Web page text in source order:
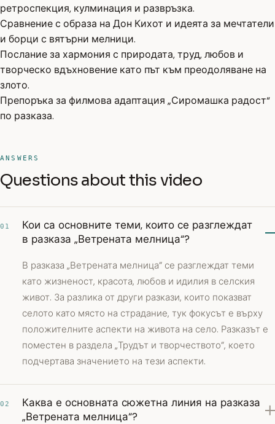
ретроспекция, кулминация и развръзка.
Сравнение с образа на Дон Кихот и идеята за мечтатели
и борци с вятърни мелници.
Послание за хармония с природата, труд, любов и
творческо вдъхновение като път към преодоляване на
злото.
Препоръка за филмова адаптация „Сиромашка радост“
по разказа.
ANSWERS
Questions about this video
01
Кои са основните теми, които се разглеждат
в разказа „Ветрената мелница“?
В разказа „Ветрената мелница“ се разглеждат теми
като жизненост, красота, любов и идилия в селския
живот. За разлика от други разкази, които показват
селото като място на страдание, тук фокусът е върху
положителните аспекти на живота на село. Разказът е
поместен в раздела „Трудът и творчеството“, което
подчертава значението на тези аспекти.
02
Каква е основната сюжетна линия на разказа
„Ветрената мелница“?